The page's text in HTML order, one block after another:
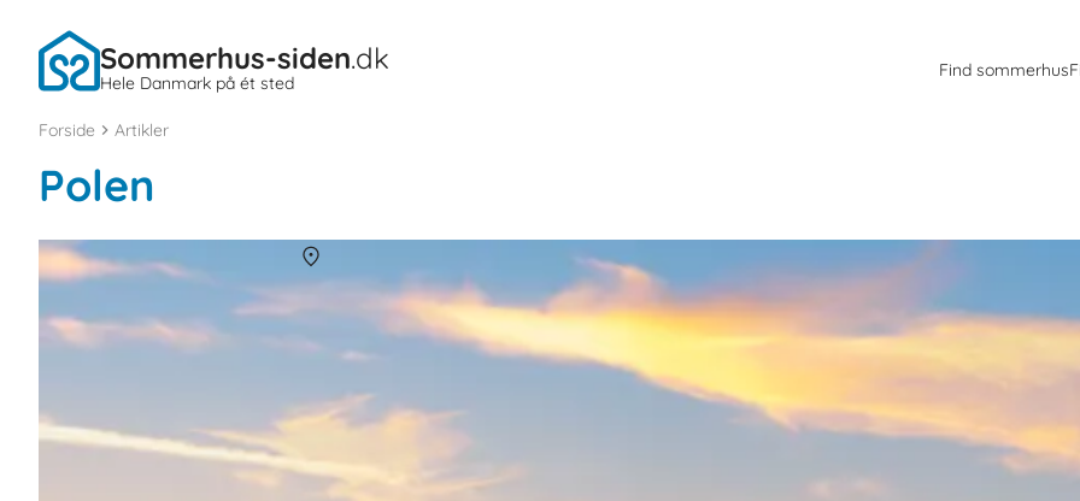
Sommerhus-siden.dk
Hele Danmark på ét sted
Find sommerhus
Forside Artikler
Polen
Sommerhuse i Warszawa
Polens hovedstad er en af de flotteste hovedstæder i Europa, og prisniveauet er lavt. Fra toppen af en sovjetisk inspireret skyskraber
byen.